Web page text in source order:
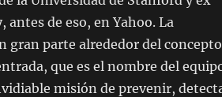
de eso, en Yahoo. La
gran parte alrededor del concepto
que es el nombre del
misión de prevenir,